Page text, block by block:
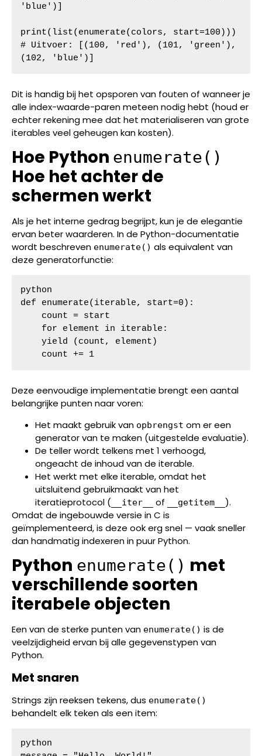
'blue')]
print(list(enumerate(colors, start=100)))
# Uitvoer: [(100, 'red'), (101, 'green'),
(102, 'blue')]
Dit is handig bij het opsporen van fouten of wanneer je
alle index-waarde-paren meteen nodig hebt (houd er
echter rekening mee dat het materialiseren van grote
iterables veel geheugen kan kosten).
Hoe Python enumerate()
Hoe het achter de
schermen werkt
Als je het interne gedrag begrijpt, kun je de elegantie
ervan beter waarderen. In de Python-documentatie
wordt beschreven enumerate() als equivalent van
deze generatorfunctie:
python
def enumerate(iterable, start=0):
    count += 1
Deze eenvoudige implementatie brengt een aantal
belangrijke punten naar voren:
Het maakt gebruik van opbrengst om er een
generator van te maken (uitgestelde evaluatie).
De teller wordt telkens met 1 verhoogd,
ongeacht de inhoud van de iterable.
Het werkt met elke iterable, omdat het
uitsluitend gebruikmaakt van het
iteratieprotocol ( __iter__ of __getitem__ ).
Omdat de ingebouwde versie in C is
geïmplementeerd, is deze ook erg snel — vaak sneller
dan handmatig indexeren in puur Python.
Python enumerate() met
verschillende soorten
iterabele objecten
Een van de sterke punten van enumerate() is de
veelzijdigheid ervan bij alle gegevenstypen van
Python.
Met snaren
Strings zijn reeksen tekens, dus enumerate()
behandelt elk teken als een item:
python